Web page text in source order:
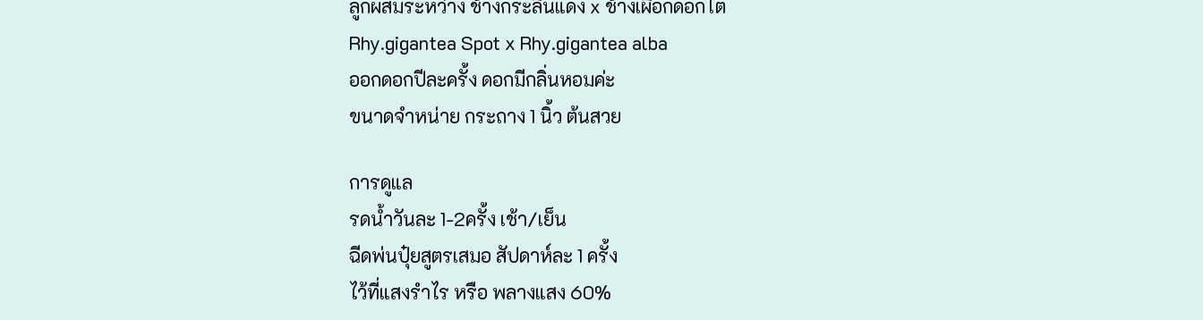
ลูกผสมระหว่าง ช้างกระลิ้นแดง x ช้างเผือกดอกโต
Rhy.gigantea Spot x Rhy.gigantea alba
ออกดอกปีละครั้ง ดอกมีกลิ่นหอมค่ะ
ขนาดจำหน่าย กระถาง 1 นิ้ว ต้นสวย
การดูแล
รดน้ำวันละ 1-2ครั้ง เช้า/เย็น
ฉีดพ่นปุ๋ยสูตรเสมอ สัปดาห์ละ 1 ครั้ง
ไว้ที่แสงรำไร หรือ พลางแสง 60%